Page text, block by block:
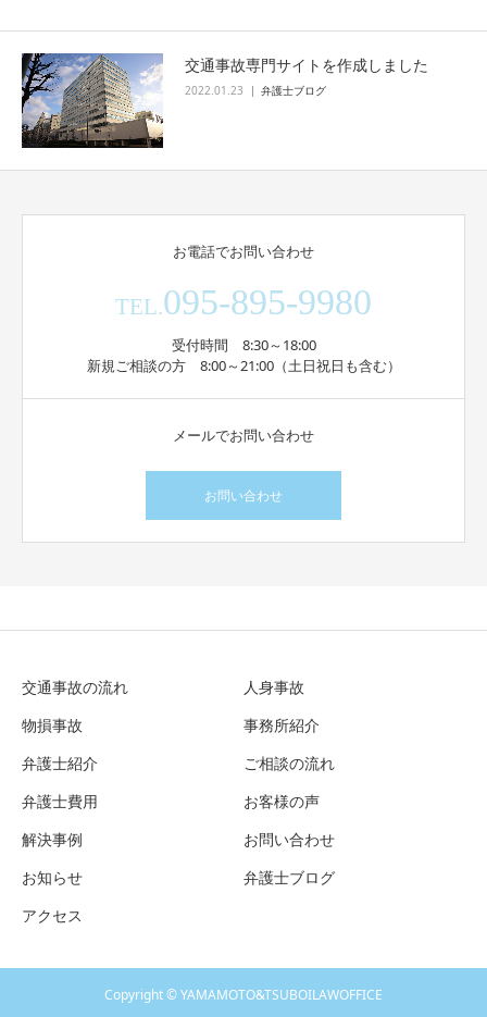
交通事故専門サイトを作成しました
2022.01.23 弁護士ブログ
お電話でお問い合わせ
TEL.095-895-9980
受付時間 8:30～18:00
新規ご相談の方 8:00～21:00（土日祝日も含む）
メールでお問い合わせ
お問い合わせ
交通事故の流れ
人身事故
物損事故
事務所紹介
弁護士紹介
ご相談の流れ
弁護士費用
お客様の声
解決事例
お問い合わせ
お知らせ
弁護士ブログ
アクセス
Copyright © YAMAMOTO&TSUBOILAWOFFICE